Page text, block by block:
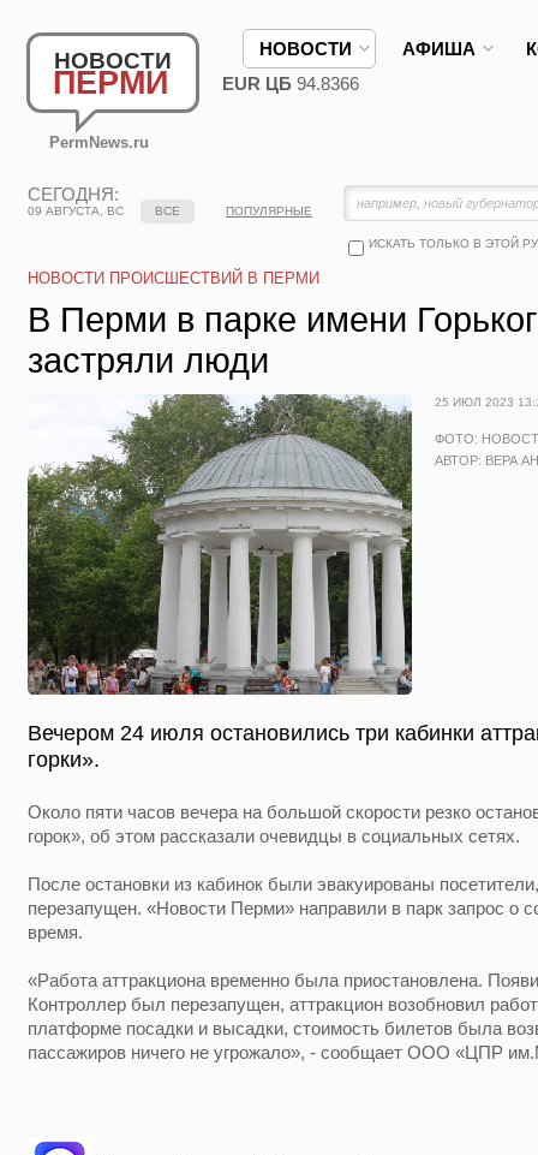
НОВОСТИ
ПЕРМИ
PermNews.ru
НОВОСТИ АФИША
EUR ЦБ 94.8366
СЕГОДНЯ:
09 АВГУСТА, ВС
ИСКАТЬ ТОЛЬКО В ЭТОЙ
ВСЕ ПОПУЛЯРНЫЕ
НОВОСТИ ПРОИСШЕСТВИЙ В ПЕРМИ
В Перми в парке имени
застряли люди
25 ИЮЛ 2023
ФОТО:
АВТОР: ВЕРА
Вечером 24 июля остановились три кабинки
горки».
Около пяти часов вечера на большой скорости резко
горок», об этом рассказали очевидцы в социальных сетях.
После остановки из кабинок были эвакуированы
перезапущен. «Новости Перми» направили в парк запрос о
время.
«Работа аттракциона временно была приостановлена.
Контроллер был перезапущен, аттракцион возобновил
платформе посадки и высадки, стоимость билетов была
пассажиров ничего не угрожало», - сообщает ООО «ЦПР